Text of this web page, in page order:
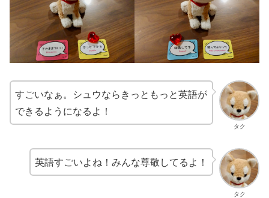
タク
すごいなぁ。シュウならきっともっと英語が
できるようになるよ！
タク
英語すごいよね！みんな尊敬してるよ！